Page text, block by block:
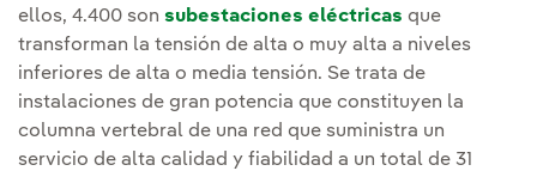
ellos, 4.400 son subestaciones eléctricas que
transforman la tensión de alta o muy alta a niveles
inferiores de alta o media tensión. Se trata de
instalaciones de gran potencia que constituyen la
columna vertebral de una red que suministra un
servicio de alta calidad y fiabilidad a un total de 31